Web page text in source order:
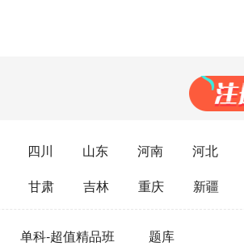
四川 山东 河南 河北
甘肃 吉林 重庆 新疆
单科-超值精品班 题库